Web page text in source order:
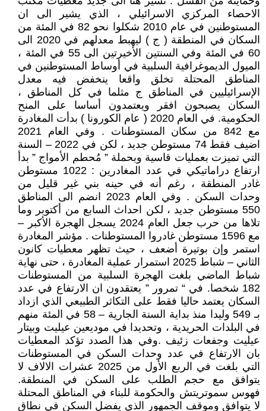
الاحصاء المركزي الاسرائيلي ، الذي يشير الى ان
المستوطنين في عام 2010 شكلوا نحو 82 في المئة من
السكان في المنطقة ( ج ) ليهبط معدلهم في 2020 الى
60 في المئة وفي السنتين الأخيرتين الى 55 في المئة ،
الميول الديموغرافية السلبية في أوساط المستوطنين في
المناطق المحتلة تخلق واقعا ينخفض فيه معدل
الإسرائيليين في المناطق ج مثلما في كل المناطق ،
السكان يصبحون افقر ويعتمدون أساسا على المنح
الحكومية. في العام 2020 ( عام الكورونا ) بدأت المغادرة
مع 842 من سكان المستوطنات . وفي العام 2021
اضيف فقط 74 مستوطن جديد ، لكن في 2022 – السنة
التي تميزت بعمليات قاسية وبحملة ” مُحطم الأمواج ” بدأ
ارتفاع دراماتيكي في عدد المغادرين : 1022 مستوطن
غادر المنطقة ، رغم أنه في حينه بني غير قليل من
وحدات السكن . وفي العام 2023 انضم الى المناطق
550 مستوطن جديد ، لكن احداث السابع من أكتوبر وما
تلاها من حرب جعل العام 2024 يسجل الهجرة الأكبر –
مع 1596 مستوطن غادروا المستوطنات . مؤشر المغادرة
استمر وإن بوتيرة أضعف ، حيث تظهر معطيات كانون
الثاني – شباط 2025 استمرار عملية المغادرة ، حتى نهاية
شباط الماضي بلغت الهجرة السلبية من المستوطنات
182 شخصا. في “ تمرور ” يعتقدون ان الارتفاع في عدد
السكان يعتمد حاليا فقط على التكاثر الطبيعي الذي ازداد
بـ 549 وليدا منذ بداية السنة الجارية – 58 في المئة منهم
في البلدات الحريدية ، وتحديدا في موديعين عيليت وبيتار
عيليت وجفعات زئيف .وفي هذا الصدد تؤكد المعطيات
بان الارتفاع في عدد وحدات السكن في المستوطنات
التي بلغت في الربع الأول من 2025 عشرات الالاف لا
يتوافق مع حجم الطلب على السكن في المنطقة.
فهوس سموتريتش والحكومة للبناء في المناطق المحتلة
لا يتوافق وموقف الجمهور الذي يفضل السكن في نطاق